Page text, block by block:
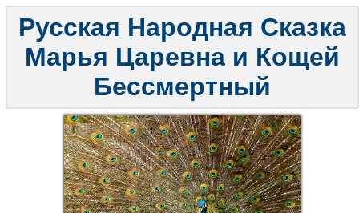
Русская Народная Сказка
Марья Царевна и Кощей
Бессмертный